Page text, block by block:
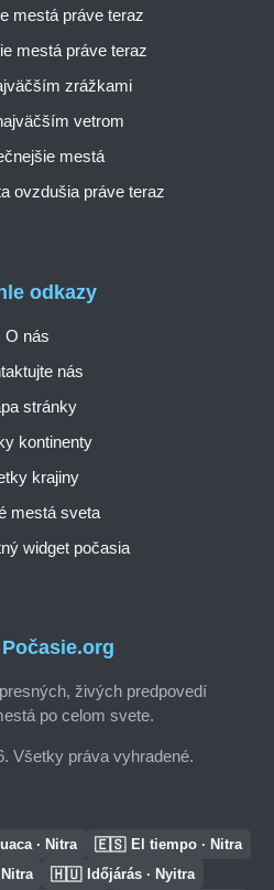
živých predpovedí
po celom svete.
Všetky práva vyhradené.
odkazy
O nás
nás
stránky
kontinenty
krajiny
mestá sveta
widget počasia
mestá práve teraz
mestá práve teraz
zrážkami
vetrom
mestá
ovzdušia práve teraz
· Nitra 🇪🇸 El tiempo · Nitra
🇭🇺 Időjárás · Nyitra